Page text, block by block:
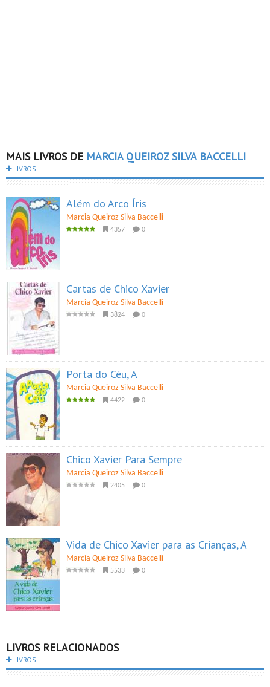
MAIS LIVROS DE MARCIA QUEIROZ SILVA BACCELLI
LIVROS
Além do Arco Íris
Marcia Queiroz Silva Baccelli
4357 0
Cartas de Chico Xavier
Marcia Queiroz Silva Baccelli
3824 0
Porta do Céu, A
Marcia Queiroz Silva Baccelli
4422 0
Chico Xavier Para Sempre
Marcia Queiroz Silva Baccelli
2405 0
Vida de Chico Xavier para as Crianças, A
Marcia Queiroz Silva Baccelli
5533 0
LIVROS RELACIONADOS
LIVROS